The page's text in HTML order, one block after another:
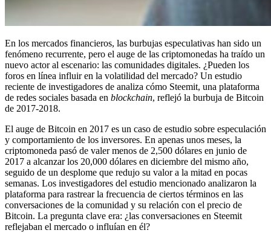
En los mercados financieros, las burbujas especulativas han sido un
fenómeno recurrente, pero el auge de las criptomonedas ha traído un
nuevo actor al escenario: las comunidades digitales. ¿Pueden los
foros en línea influir en la volatilidad del mercado? Un estudio
reciente de investigadores de analiza cómo Steemit, una plataforma
de redes sociales basada en blockchain, reflejó la burbuja de Bitcoin
de 2017-2018.
El auge de Bitcoin en 2017 es un caso de estudio sobre especulación
y comportamiento de los inversores. En apenas unos meses, la
criptomoneda pasó de valer menos de 2,500 dólares en junio de
2017 a alcanzar los 20,000 dólares en diciembre del mismo año,
seguido de un desplome que redujo su valor a la mitad en pocas
semanas. Los investigadores del estudio mencionado analizaron la
plataforma para rastrear la frecuencia de ciertos términos en las
conversaciones de la comunidad y su relación con el precio de
Bitcoin. La pregunta clave era: ¿las conversaciones en Steemit
reflejaban el mercado o influían en él?